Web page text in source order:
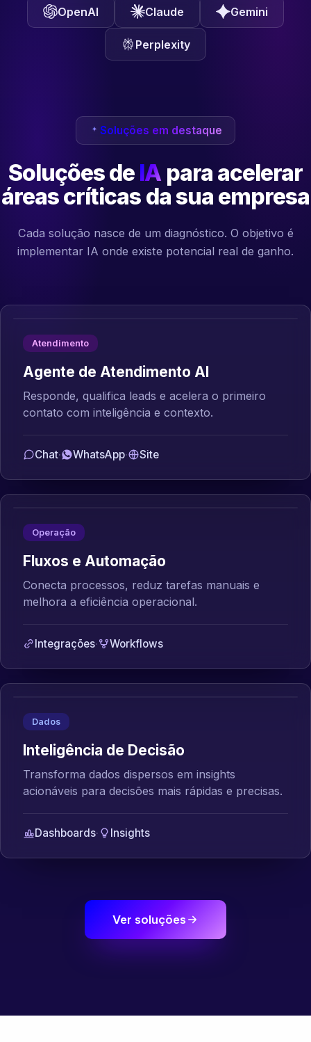
OpenAI Claude Gemini
Perplexity
Soluções em destaque
Soluções de IA para acelerar
áreas críticas da sua empresa
Cada solução nasce de um diagnóstico. O objetivo é
implementar IA onde existe potencial real de ganho.
Atendimento
Agente de Atendimento AI
Responde, qualifica leads e acelera o primeiro
contato com inteligência e contexto.
Chat· WhatsApp· Site
Operação
Fluxos e Automação
Conecta processos, reduz tarefas manuais e
melhora a eficiência operacional.
Integrações· Workflows
Dados
Inteligência de Decisão
Transforma dados dispersos em insights
acionáveis para decisões mais rápidas e precisas.
Dashboards· Insights
Ver soluções